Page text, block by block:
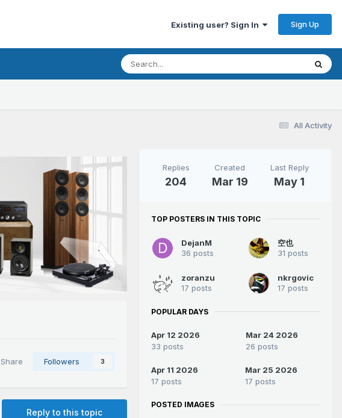
Existing user? Sign In Sign Up
All Activity
Share Followers 3
Reply to this topic
Replies
204
Created
Mar 19
Last Reply
May 1
TOP POSTERS IN THIS TOPIC
DejanM
36 posts
空也
31 posts
zoranzu
17 posts
nkrgovic
17 posts
POPULAR DAYS
Apr 12 2026
33 posts
Mar 24 2026
26 posts
Apr 11 2026
17 posts
Mar 25 2026
17 posts
POSTED IMAGES